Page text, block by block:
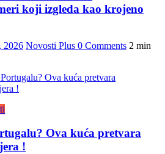
koji izgleda kao krojeno
2026 Novosti Plus 0 Comments 2 min
Ova kuća pretvara
!